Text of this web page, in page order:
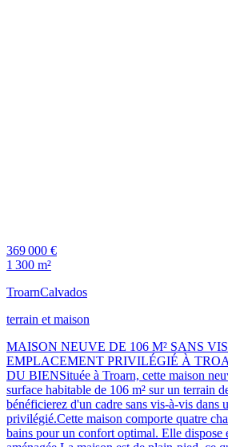
369 000 €
1 300 m²
TroarnCalvados
terrain et maison
MAISON NEUVE DE 106 M² SANS
EMPLACEMENT PRIVILÉGIÉ À
DU BIENSituée à Troarn, cette maison
surface habitable de 106 m² sur un terrain
bénéficierez d'un cadre sans vis-à-vis dans
privilégié.Cette maison comporte quatre
bains pour un confort optimal. Elle dispose